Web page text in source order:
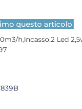
questo articolo
h,Incasso,2 Led